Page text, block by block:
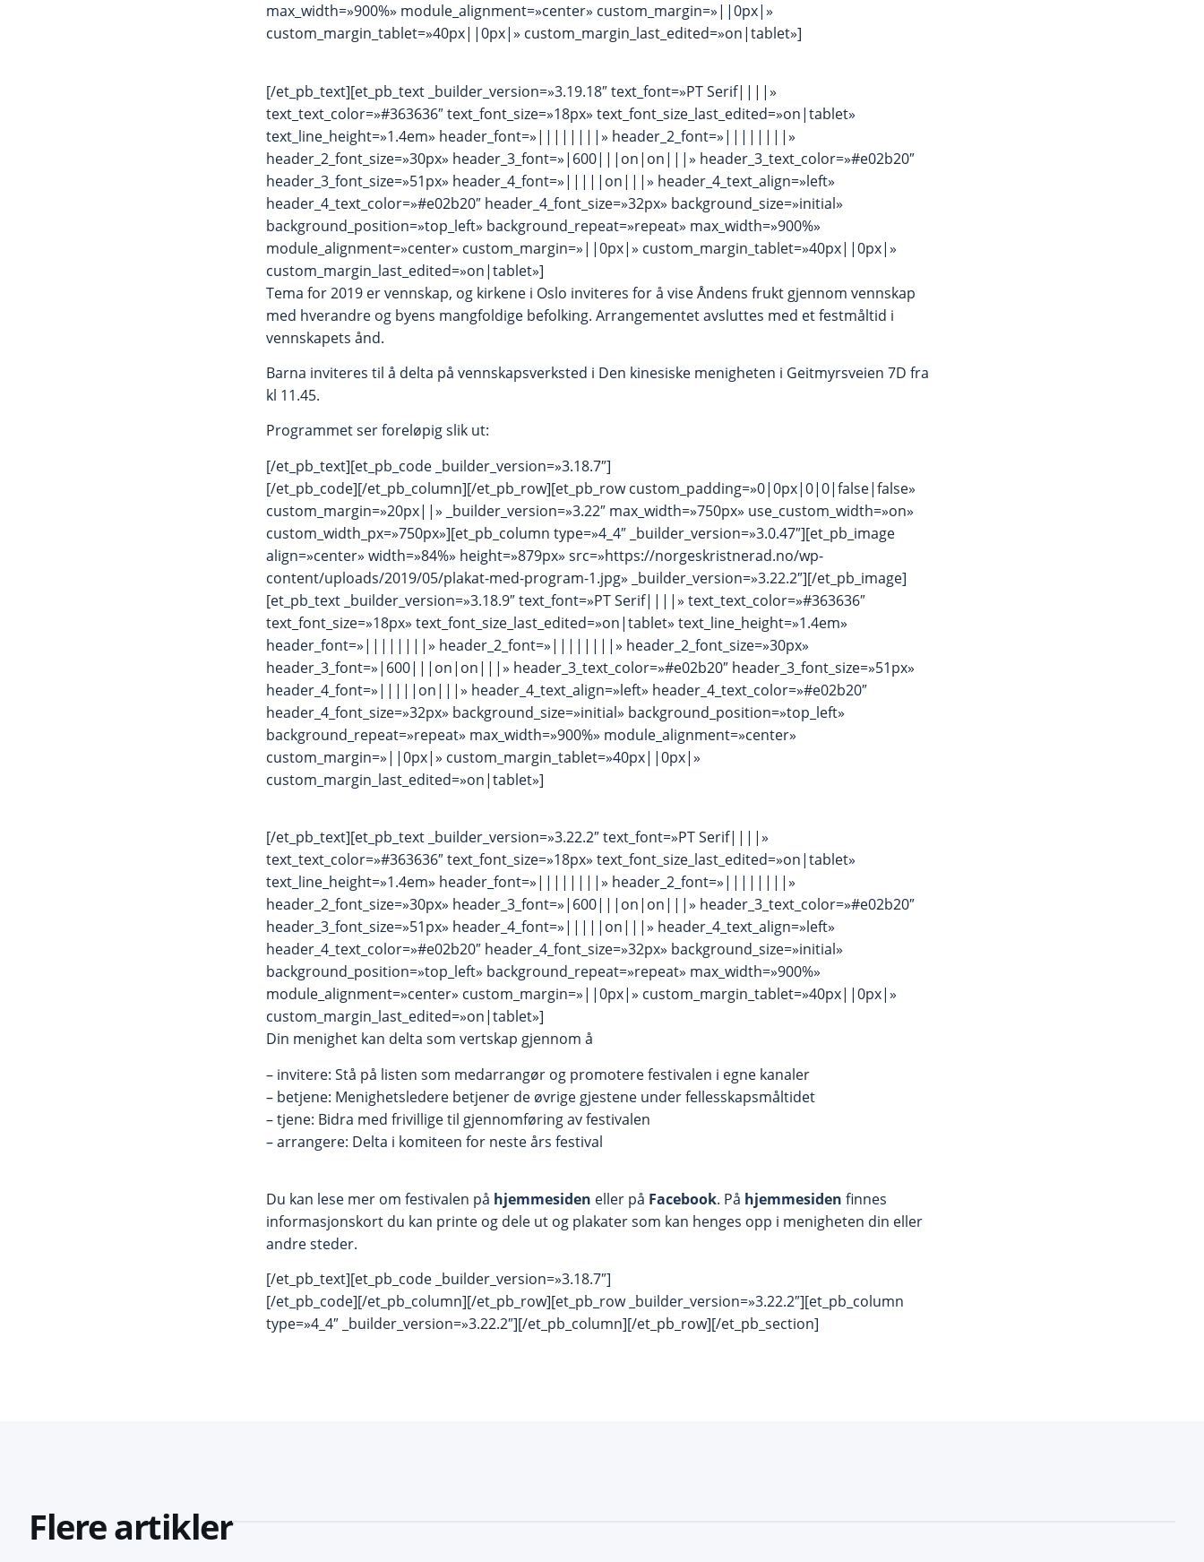
max_width=»900%» module_alignment=»center» custom_margin=»||0px|»
custom_margin_tablet=»40px||0px|» custom_margin_last_edited=»on|tablet»]
[/et_pb_text][et_pb_text _builder_version=»3.19.18″ text_font=»PT Serif||||»
text_text_color=»#363636″ text_font_size=»18px» text_font_size_last_edited=»on|tablet»
text_line_height=»1.4em» header_font=»||||||||» header_2_font=»||||||||»
header_2_font_size=»30px» header_3_font=»|600|||on|on|||» header_3_text_color=»#e02b20″
header_3_font_size=»51px» header_4_font=»|||||on|||» header_4_text_align=»left»
header_4_text_color=»#e02b20″ header_4_font_size=»32px» background_size=»initial»
background_position=»top_left» background_repeat=»repeat» max_width=»900%»
module_alignment=»center» custom_margin=»||0px|» custom_margin_tablet=»40px||0px|»
custom_margin_last_edited=»on|tablet»]
Tema for 2019 er vennskap, og kirkene i Oslo inviteres for å vise Åndens frukt gjennom vennskap
med hverandre og byens mangfoldige befolking. Arrangementet avsluttes med et festmåltid i
vennskapets ånd.
Barna inviteres til å delta på vennskapsverksted i Den kinesiske menigheten i Geitmyrsveien 7D fra
kl 11.45.
Programmet ser foreløpig slik ut:
[/et_pb_text][et_pb_code _builder_version=»3.18.7″]
[/et_pb_code][/et_pb_column][/et_pb_row][et_pb_row custom_padding=»0|0px|0|0|false|false»
custom_margin=»20px||» _builder_version=»3.22″ max_width=»750px» use_custom_width=»on»
custom_width_px=»750px»][et_pb_column type=»4_4″ _builder_version=»3.0.47″][et_pb_image
align=»center» width=»84%» height=»879px» src=»https://norgeskristnerad.no/wp-
content/uploads/2019/05/plakat-med-program-1.jpg» _builder_version=»3.22.2″][/et_pb_image]
[et_pb_text _builder_version=»3.18.9″ text_font=»PT Serif||||» text_text_color=»#363636″
text_font_size=»18px» text_font_size_last_edited=»on|tablet» text_line_height=»1.4em»
header_font=»||||||||» header_2_font=»||||||||» header_2_font_size=»30px»
header_3_font=»|600|||on|on|||» header_3_text_color=»#e02b20″ header_3_font_size=»51px»
header_4_font=»|||||on|||» header_4_text_align=»left» header_4_text_color=»#e02b20″
header_4_font_size=»32px» background_size=»initial» background_position=»top_left»
background_repeat=»repeat» max_width=»900%» module_alignment=»center»
custom_margin=»||0px|» custom_margin_tablet=»40px||0px|»
custom_margin_last_edited=»on|tablet»]
[/et_pb_text][et_pb_text _builder_version=»3.22.2″ text_font=»PT Serif||||»
text_text_color=»#363636″ text_font_size=»18px» text_font_size_last_edited=»on|tablet»
text_line_height=»1.4em» header_font=»||||||||» header_2_font=»||||||||»
header_2_font_size=»30px» header_3_font=»|600|||on|on|||» header_3_text_color=»#e02b20″
header_3_font_size=»51px» header_4_font=»|||||on|||» header_4_text_align=»left»
header_4_text_color=»#e02b20″ header_4_font_size=»32px» background_size=»initial»
background_position=»top_left» background_repeat=»repeat» max_width=»900%»
module_alignment=»center» custom_margin=»||0px|» custom_margin_tablet=»40px||0px|»
custom_margin_last_edited=»on|tablet»]
Din menighet kan delta som vertskap gjennom å
– invitere: Stå på listen som medarrangør og promotere festivalen i egne kanaler
– betjene: Menighetsledere betjener de øvrige gjestene under fellesskapsmåltidet
– tjene: Bidra med frivillige til gjennomføring av festivalen
– arrangere: Delta i komiteen for neste års festival
Du kan lese mer om festivalen på hjemmesiden eller på Facebook. På hjemmesiden finnes
informasjonskort du kan printe og dele ut og plakater som kan henges opp i menigheten din eller
andre steder.
[/et_pb_text][et_pb_code _builder_version=»3.18.7″]
[/et_pb_code][/et_pb_column][/et_pb_row][et_pb_row _builder_version=»3.22.2″][et_pb_column
type=»4_4″ _builder_version=»3.22.2″][/et_pb_column][/et_pb_row][/et_pb_section]
Flere artikler